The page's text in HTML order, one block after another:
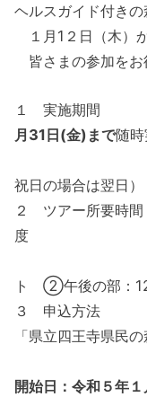
ヘルスガイド付きの
１月1２日（木）
皆さまの参加をお
１ 実施
月31日(金)まで随
（月曜日
祝日の場合は翌日）
２ ツアー所要時
度
①午前の
ト ②午後の部：
３ 申込
「県立四王寺県民
開始日：令和５年